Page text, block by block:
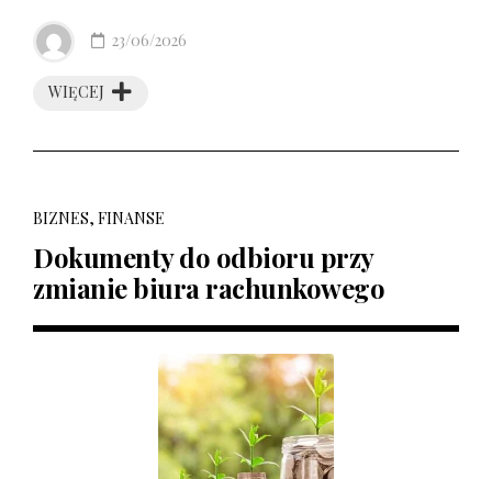
WIĘCEJ
23/06/2026
BIZNES, FINANSE
Dokumenty do odbioru przy
zmianie biura rachunkowego